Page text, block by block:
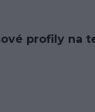
profily na